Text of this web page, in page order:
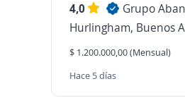
4,0
Grupo
Hurlingham, Buenos
$ 1.200.000,00 (Mensual)
Hace 5 días